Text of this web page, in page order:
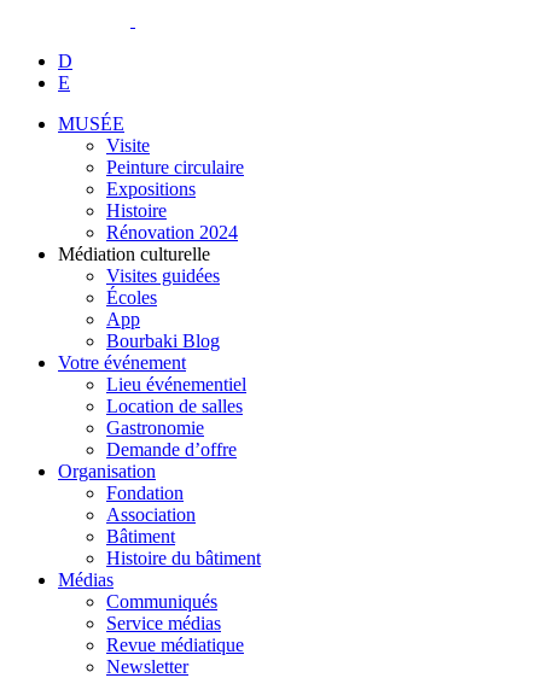
D
E
MUSÉE
Visite
Peinture circulaire
Expositions
Histoire
Rénovation 2024
Médiation culturelle
Visites guidées
Écoles
App
Bourbaki Blog
Votre événement
Lieu événementiel
Location de salles
Gastronomie
Demande d’offre
Organisation
Fondation
Association
Bâtiment
Histoire du bâtiment
Médias
Communiqués
Service médias
Revue médiatique
Newsletter